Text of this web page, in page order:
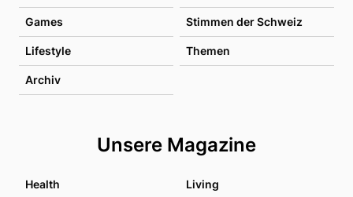
Games Stimmen der Schweiz
Lifestyle Themen
Archiv
Unsere Magazine
Health Living